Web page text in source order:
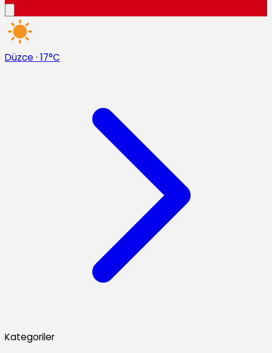
Düzce · 17°C
Kategoriler